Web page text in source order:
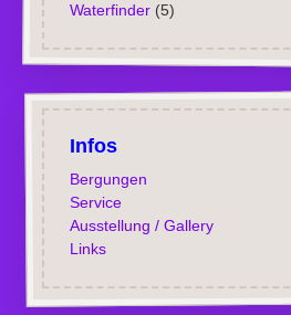
Waterfinder(5)
Infos
Bergungen
Service
Ausstellung / Gallery
Links